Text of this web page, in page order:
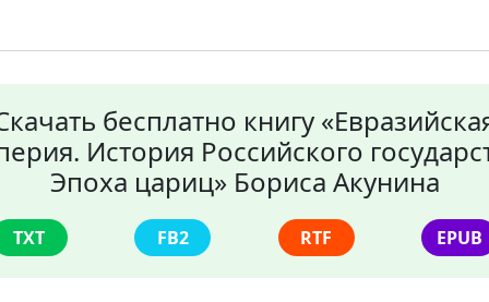
бесплатно книгу
История Российского
Эпоха цариц» Бориса Акунина
TXT FB2 RTF EPUB